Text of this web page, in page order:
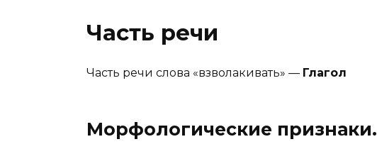
Часть речи
Часть речи слова «взволакивать» — Глагол
Морфологические признаки.